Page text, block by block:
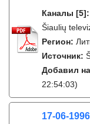
Каналы [5]:
Šiaulių
Регион:
Источник:
Добавил
22:54:03)
17-06-